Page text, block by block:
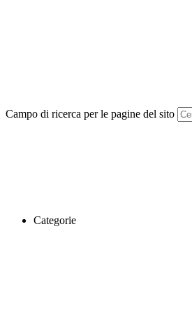
Campo di ricerca per le pagine del sito
Categorie